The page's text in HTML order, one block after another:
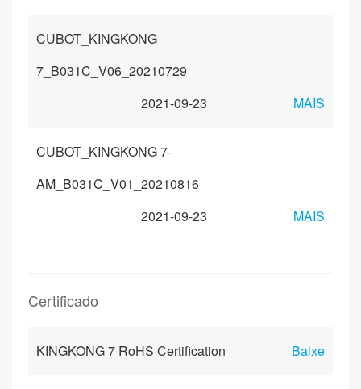
CUBOT_KINGKONG
7_B031C_V06_20210729
2021-09-23
MAIS
CUBOT_KINGKONG 7-
AM_B031C_V01_20210816
2021-09-23
MAIS
Certificado
KINGKONG 7 RoHS Certification Baixe